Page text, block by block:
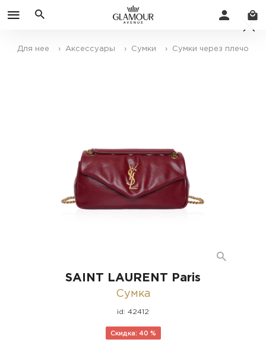
Для нее › Аксессуары › Сумки › Сумки через плечо
SAINT LAURENT Paris
Сумка
id: 42412
Скидка: 40 %